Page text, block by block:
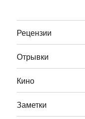
Рецензии
Отрывки
Кино
Заметки